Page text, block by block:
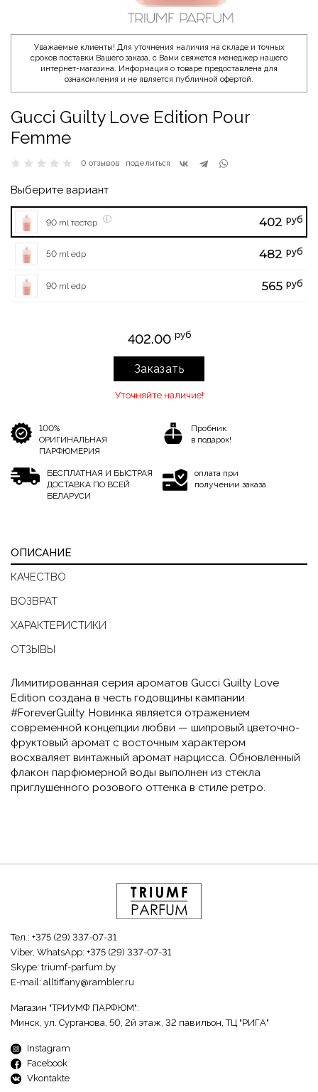
Уважаемые клиенты! Для уточнения наличия на складе и точных
сроков поставки Вашего заказа, с Вами свяжется менеджер нашего
интернет-магазина. Информация о товаре предоставлена для
ознакомления и не является публичной офертой.
Gucci Guilty Love Edition Pour
Femme
0 отзывов поделиться
Выберите вариант
90 ml тестер 402 руб
50 ml edp 482 руб
90 ml edp 565 руб
402.00 руб
Заказать
Уточняйте наличие!
100%
ОРИГИНАЛЬНАЯ
ПАРФЮМЕРИЯ
Пробник
в подарок!
БЕСПЛАТНАЯ И БЫСТРАЯ
ДОСТАВКА ПО ВСЕЙ
БЕЛАРУСИ
оплата при
получении заказа
ОПИСАНИЕ
КАЧЕСТВО
ВОЗВРАТ
ХАРАКТЕРИСТИКИ
ОТЗЫВЫ
Лимитированная серия ароматов Gucci Guilty Love
Edition создана в честь годовщины кампании
#ForeverGuilty. Новинка является отражением
современной концепции любви — шипровый цветочно-
фруктовый аромат с восточным характером
восхваляет винтажный аромат нарцисса. Обновленный
флакон парфюмерной воды выполнен из стекла
приглушенного розового оттенка в стиле ретро.
Тел.: +375 (29) 337-07-31
Viber, WhatsApp: +375 (29) 337-07-31
Skype: triumf-parfum.by
E-mail: alltiffany@rambler.ru
Магазин "ТРИУМФ ПАРФЮМ":
Минск, ул. Сурганова, 50, 2й этаж, 32 павильон, ТЦ "РИГА"
Instagram
Facebook
Vkontakte